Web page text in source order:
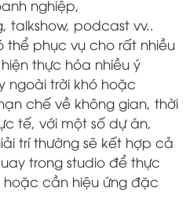
nghiệp,
talkshow, podcast vv..
thể phục vụ cho rất nhiều
thực hóa nhiều ý
trời khó hoặc
chế về không gian, thời
tế, với một số dự án,
trí thường sẽ kết hợp cả
trong studio để thực
hoặc cần hiệu ứng đặc